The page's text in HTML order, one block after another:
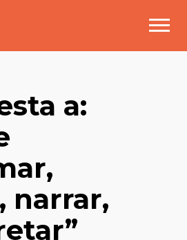
a:
narrar,